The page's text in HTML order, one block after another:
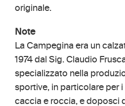
originale.
Note
La Campegina era un
1974 dal Sig. Claudio
specializzato nella
sportive, in particolare per
caccia e roccia, e doposci